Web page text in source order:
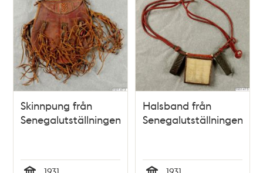
Skinnpung från
Senegalutställningen
Halsband från
Senegalutställningen